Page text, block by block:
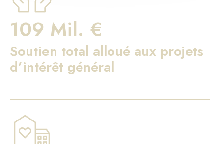
109 Mil. €
Soutien total alloué aux projets
d’intérêt général